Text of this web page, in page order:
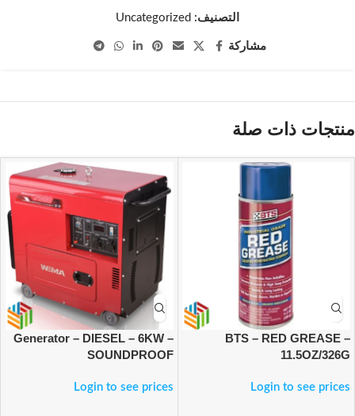
التصنيف: Uncategorized
مشاركة
منتجات ذات صلة
BTS – RED GREASE –
11.5OZ/326G
Login to see prices
Generator – DIESEL – 6KW –
SOUNDPROOF
Login to see prices